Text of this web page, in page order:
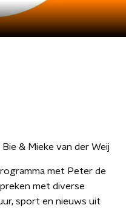
& Mieke van der Weij
met Peter de
met diverse
sport en nieuws uit